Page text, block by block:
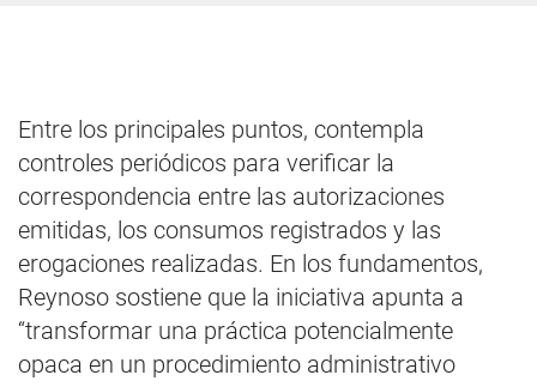
Entre los principales puntos, contempla
controles periódicos para verificar la
correspondencia entre las autorizaciones
emitidas, los consumos registrados y las
erogaciones realizadas. En los fundamentos,
Reynoso sostiene que la iniciativa apunta a
“transformar una práctica potencialmente
opaca en un procedimiento administrativo